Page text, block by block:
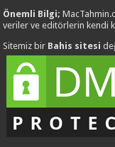
Önemli Bilgi;
veriler ve editörlerin kendi
Sitemiz bir Bahis sitesi